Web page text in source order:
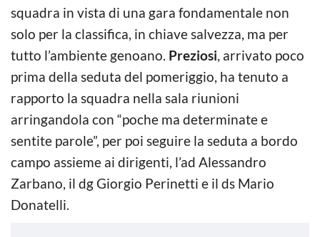
squadra in vista di una gara fondamentale non
solo per la classifica, in chiave salvezza, ma per
tutto l’ambiente genoano. Preziosi, arrivato poco
prima della seduta del pomeriggio, ha tenuto a
rapporto la squadra nella sala riunioni
arringandola con “poche ma determinate e
sentite parole”, per poi seguire la seduta a bordo
campo assieme ai dirigenti, l’ad Alessandro
Zarbano, il dg Giorgio Perinetti e il ds Mario
Donatelli.